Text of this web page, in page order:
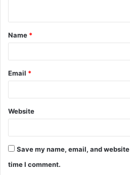
t
*
Name *
Email *
Website
Save my name, email, and
time I comment.